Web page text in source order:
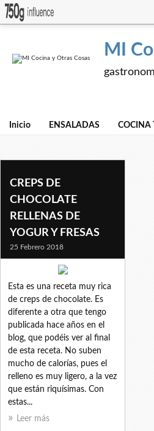
MI
Inicio ENSALADAS COCINA
creps, tortitas
CREPS DE
CHOCOLATE
RELLENAS DE
YOGUR Y FRESAS
25 Febrero 2018
Esta es una receta muy rica
de creps de chocolate. Es
diferente a otra que tengo
publicada hace años en el
blog, que podéis ver al final
de esta receta. No suben
mucho de calorías, pues el
relleno es muy ligero, a la vez
que están riquísimas. Con
estas...
Leer más